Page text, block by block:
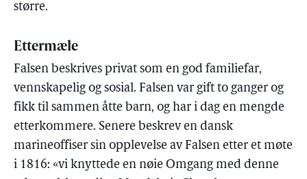
større.
Ettermæle
Falsen beskrives privat som en god familiefar,
vennskapelig og sosial. Falsen var gift to ganger og
fikk til sammen åtte barn, og har i dag en mengde
etterkommere. Senere beskrev en dansk
marineoffiser sin opplevelse av Falsen etter et møte
i 1816: «vi knyttede en nøie Omgang med denne